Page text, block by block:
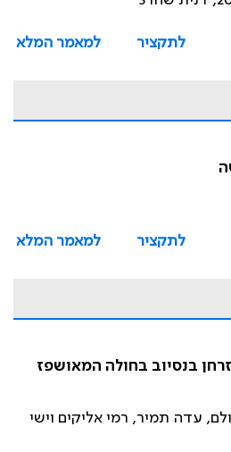
לתקציר
למאמר המלא
לתקציר
למאמר המלא
בנסיוב בחולה המאושפז
עדה תמיר, רמי אליקים וישי